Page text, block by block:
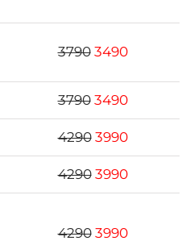
37903490
37903490
42903990
42903990
42903990